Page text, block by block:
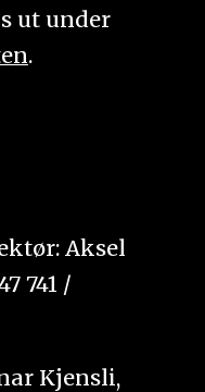
ut under
.
Aksel
741 /
Kjensli,